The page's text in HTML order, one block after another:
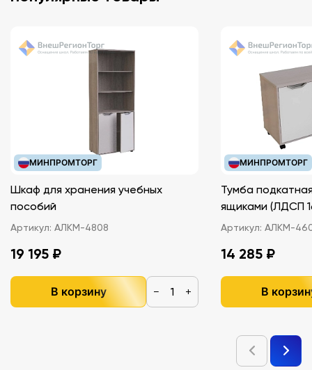
МИНПРОМТОРГ
Шкаф для хранения учебных
пособий
Артикул: АЛКМ-4808
19 195 ₽
В корзину − +
МИНПРОМТОРГ
Тумба
ящиками
Артикул: АЛКМ-
14 285 ₽
В